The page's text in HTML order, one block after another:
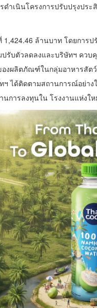
ำเนินโครงการปรับปรุงประ
ล้านบาท โดยการ
บตัวลดลงและบริษัทฯ ควบ
ลิตภัณฑ์ในกลุ่มอาหารสัตว์
ได้ติดตามสถานการณ์อย่า
นการลงทุนใน โรงงานแห่งใ